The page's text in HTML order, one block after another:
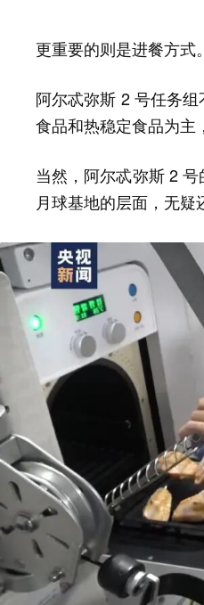
更重要的则是进餐方式。
阿尔忒弥斯 2 号任务
食品和热稳定食品为主
当然，阿尔忒弥斯 2
月球基地的层面，无疑